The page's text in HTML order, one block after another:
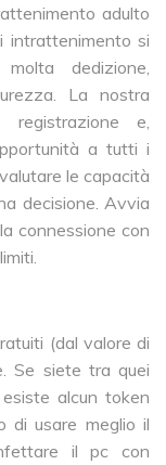
adulto
intrattenimento si
dedizione,
La nostra
registrazione e,
a tutti i
le capacità
decisione. Avvia
connessione con
(dal valore di
Se siete tra quei
alcun token
di usare meglio il
il pc con